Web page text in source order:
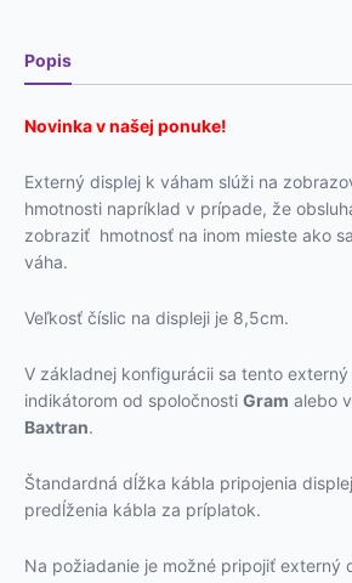
Popis
Novinka v našej ponuke!
Externý displej k váham slúži na
hmotnosti napríklad v prípade, že
zobraziť hmotnosť na inom mieste ako
váha.
Veľkosť číslic na displeji je 8,5cm.
V základnej konfigurácii sa tento
indikátorom od spoločnosti Gram alebo
Baxtran.
Štandardná dĺžka kábla pripojenia
predĺženia kábla za príplatok.
Na požiadanie je možné pripojiť externý